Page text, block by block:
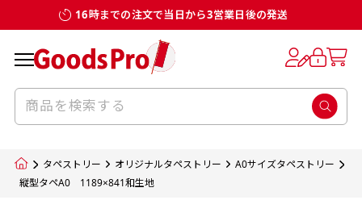
16時までの注文で当日から3営業日後の発送
タペストリー オリジナルタペストリー
A0サイズタペストリー
縦型タペA0 1189×841和生地
お客様からのデータ入稿でのぼり旗を製作
する場合
入稿いただくデータは基本的にイラストレー
のデータとさせていただいております。
デザイン変更なしでのご注文となります。
ルで製品デザインをしたデザインそのものを
指します。当グッズプロで販売として取り扱っ
のぼり旗のデザインをする際に、考えると良
のぼり旗のデザインとしては基本的に左側と
上側にポールを通すミミ（業界用語でチチと
サイズ一覧
既製品のサイズについては以下のサイズ表の通
お客様オリジナルサイズで製作をしたい場合
につきましてはお気軽にご相談ください。
サイズ一覧
既製品のサイズについては以下のサイズ表の通
お客様オリジナルサイズで製作をしたい場合
につきましてはお気軽にご相談ください。
一般的にはチチの位置はのぼり旗に対して上
ポールに通す際には上辺２か所に対してチチ
が左右どちらでものぼり旗自体をポールにく
のぼり旗のチチについて
一般的にはチチの位置はのぼり旗に対して上
ポールに通す際には上辺２か所に対してチチ
が左右どちらでものぼり旗自体をポールにく
補強縫製って何？
補強縫製とはヒートカッター（熱で焼き切る
をあげるために折り返し縫いをすることで風
の影響を受けやすい四辺の強度を増す加工で
生地の種類
スリット（切り込み）加工とは？
スリット（切り込み）を入れることで横幕が
疑似的にのれんのように見せるための加工手
法です。